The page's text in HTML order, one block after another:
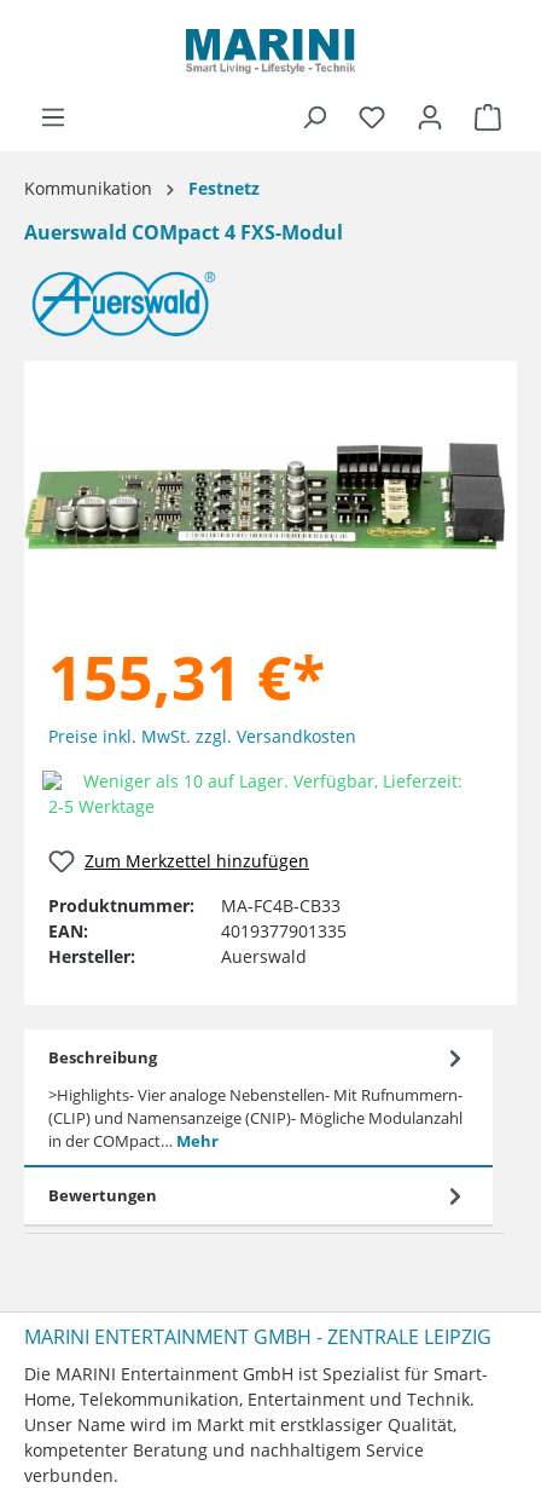
Kommunikation Festnetz
Auerswald COMpact 4 FXS-Modul
155,31 €*
Preise inkl. MwSt. zzgl. Versandkosten
Weniger als 10 auf Lager. Verfügbar, Lieferzeit:
2-5 Werktage
Zum Merkzettel hinzufügen
Produktnummer:
MA-FC4B-CB33
EAN:
4019377901335
Hersteller:
Auerswald
Beschreibung
>Highlights- Vier analoge Nebenstellen- Mit Rufnummern-
(CLIP) und Namensanzeige (CNIP)- Mögliche Modulanzahl
in der COMpact… Mehr
Bewertungen
MARINI ENTERTAINMENT GMBH - ZENTRALE LEIPZIG
Die MARINI Entertainment GmbH ist Spezialist für Smart-
Home, Telekommunikation, Entertainment und Technik.
Unser Name wird im Markt mit erstklassiger Qualität,
kompetenter Beratung und nachhaltigem Service
verbunden.